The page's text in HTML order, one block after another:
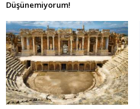
Düşünemiyorum!